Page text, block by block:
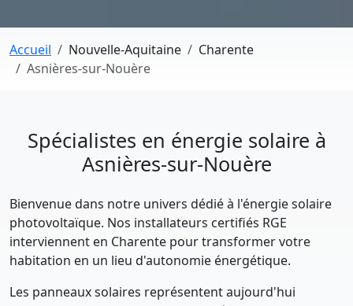
Accueil Nouvelle-Aquitaine
Charente
Asnières-sur-Nouère
Spécialistes en énergie solaire à
Asnières-sur-Nouère
Bienvenue dans notre univers dédié à l'énergie solaire
photovoltaïque. Nos installateurs certifiés RGE
interviennent en Charente pour transformer votre
habitation en un lieu d'autonomie énergétique.
Les panneaux solaires représentent aujourd'hui